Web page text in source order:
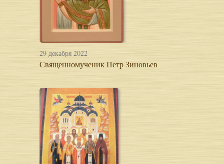
29 декабря 2022
Священномученик Петр Зиновьев